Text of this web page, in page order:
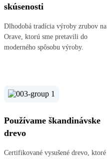
skúsenosti
Dlhodobá tradícia výroby zrubov na
Orave, ktorú sme pretavili do
moderného spôsobu výroby.
Používame škandinávske
drevo
Certifikované vysušené drevo, ktoré